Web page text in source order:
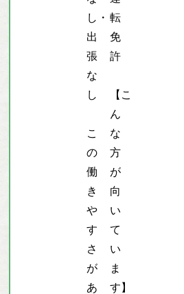
し・
出
張
な
し
こ
の
働
き
や
す
さ
が
あ
転
免
許
【こ
ん
な
方
が
向
い
て
い
ま
す】